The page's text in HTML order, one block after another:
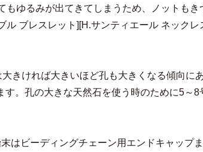
ゆるみが出てきてしまうため、ノットもき
ブレスレット][H.サンティエール ネックレ
きければ大きいほど孔も大きくなる傾向に
。孔の大きな天然石を使う時のために5～8
はビーディングチェーン用エンドキャップ